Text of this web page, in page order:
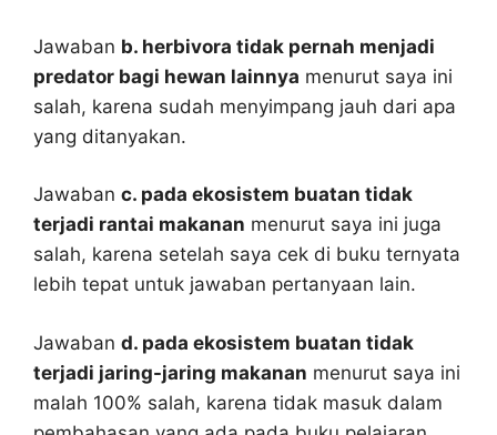
Jawaban b. herbivora tidak pernah menjadi
predator bagi hewan lainnya menurut saya ini
salah, karena sudah menyimpang jauh dari apa
yang ditanyakan.
Jawaban c. pada ekosistem buatan tidak
terjadi rantai makanan menurut saya ini juga
salah, karena setelah saya cek di buku ternyata
lebih tepat untuk jawaban pertanyaan lain.
Jawaban d. pada ekosistem buatan tidak
terjadi jaring-jaring makanan menurut saya ini
malah 100% salah, karena tidak masuk dalam